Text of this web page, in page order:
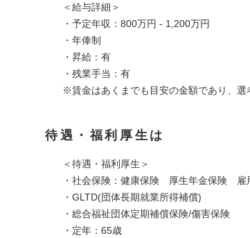
＜給与詳細＞
・予定年収：800万円 - 1,200万円
・年俸制
・昇給：有
・残業手当：有
※賃金はあくまでも目安の金額であり、選
待遇・福利厚生は
＜待遇・福利厚生＞
・社会保険：健康保険 厚生年金保険
・GLTD(団体長期就業所得補償)
・総合福祉団体定期補償保険/傷害保険
・定年：65歳